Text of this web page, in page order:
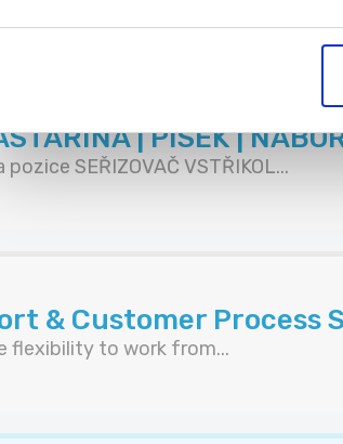
| PÍSEK |
SEŘIZOVAČ VSTŘIKOL...
& Customer Process
flexibility to work from...